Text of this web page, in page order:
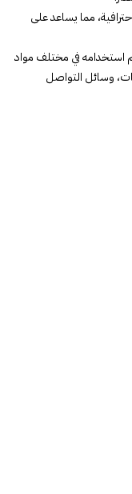
مما يساعد على
استخدامه في مختلف مواد
وسائل التواصل